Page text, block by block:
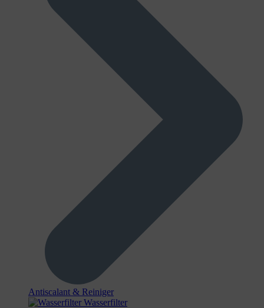
Antiscalant & Reiniger
Wasserfilter